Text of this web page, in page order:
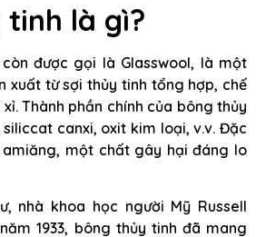
tinh là gì?
được gọi là Glasswool, là một
xuất từ sợi thủy tinh tổng hợp, chế
Thành phần chính của bông thủy
canxi, oxit kim loại, v.v. Đặc
một chất gây hại đáng lo
nhà khoa học người Mỹ Russell
1933, bông thủy tinh đã mang